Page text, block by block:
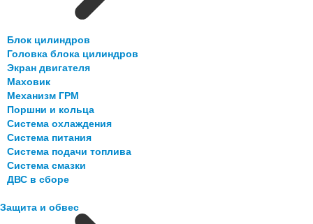
Блок цилиндров
Головка блока цилиндров
Экран двигателя
Маховик
Механизм ГРМ
Поршни и кольца
Система охлаждения
Система питания
Система подачи топлива
Система смазки
ДВС в сборе
Защита и обвес